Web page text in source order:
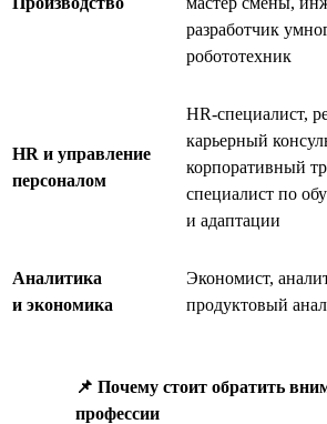
разработчик
робототехник
HR и управление
персоналом
HR-специалист,
карьерный
корпоративный
специалист по
и адаптации
Аналитика
и экономика
Экономист,
продуктовый
📌 Почему стоит обратить
профессии